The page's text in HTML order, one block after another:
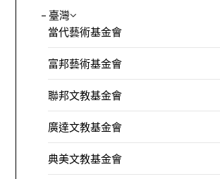
– 臺灣
當代藝術基金會
富邦藝術基金會
聯邦文教基金會
廣達文教基金會
典美文教基金會